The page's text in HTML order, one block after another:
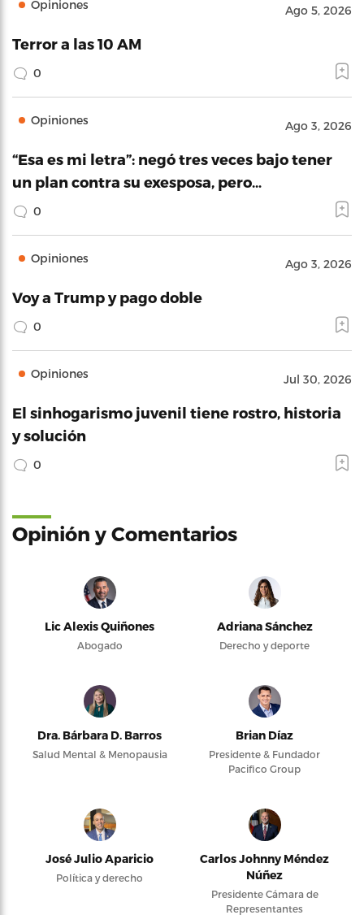
Opiniones Ago 5, 2026
Terror a las 10 AM
0
Opiniones Ago 3, 2026
“Esa es mi letra”: negó tres veces bajo tener
un plan contra su exesposa, pero…
0
Opiniones Ago 3, 2026
Voy a Trump y pago doble
0
Opiniones Jul 30, 2026
El sinhogarismo juvenil tiene rostro, historia
y solución
0
Opinión y Comentarios
Lic Alexis Quiñones
Abogado
Adriana Sánchez
Derecho y deporte
Dra. Bárbara D. Barros
Salud Mental & Menopausia
Brian Díaz
Presidente & Fundador
Pacifico Group
José Julio Aparicio
Política y derecho
Carlos Johnny Méndez
Núñez
Presidente Cámara de
Representantes